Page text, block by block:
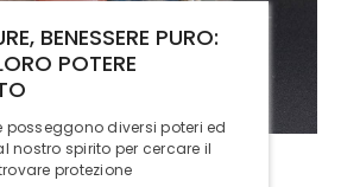
BENESSERE PURO:
POTERE
posseggono diversi poteri ed
nostro spirito per cercare il
protezione